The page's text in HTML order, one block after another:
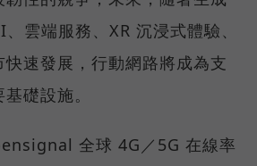
雲端服務、XR 沉浸式體驗、
速發展，行動網路將成為支
礎設施。
全球 4G／5G 在線率